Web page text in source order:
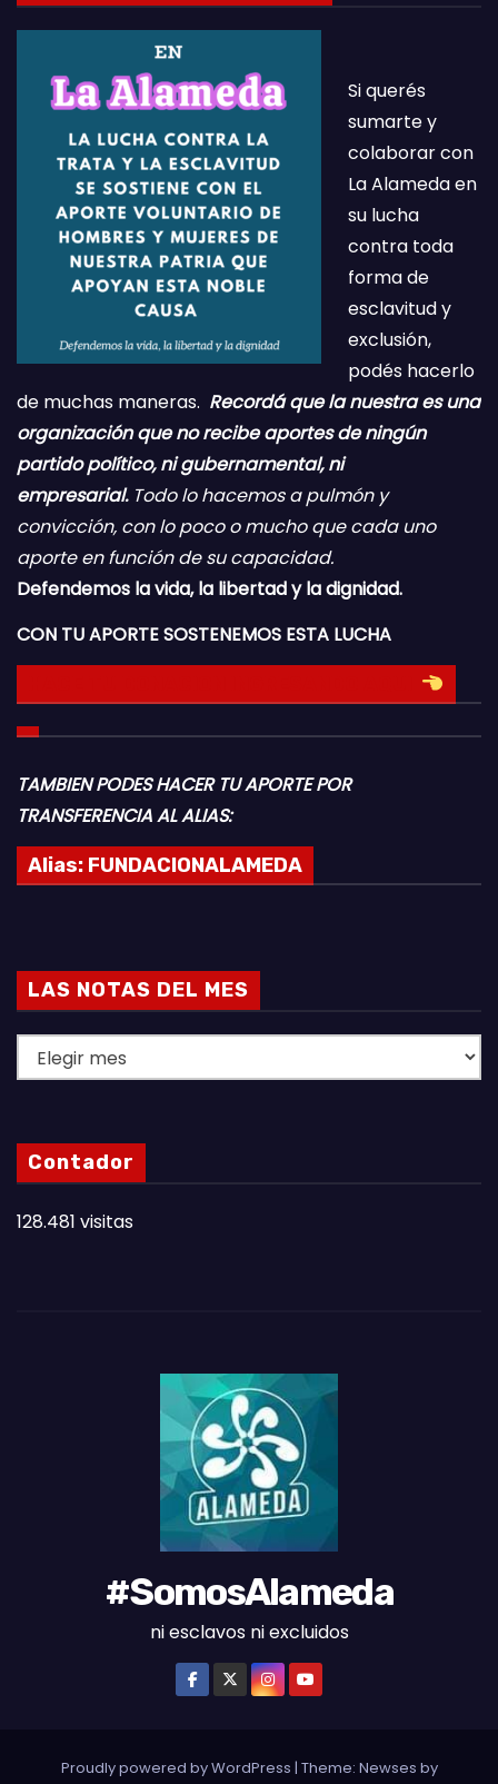
Si querés
sumarte y
colaborar con
La Alameda en
su lucha
contra toda
forma de
esclavitud y
exclusión,
podés hacerlo
de muchas maneras. Recordá que la nuestra es una
organización que no recibe aportes de ningún
partido político, ni gubernamental, ni
empresarial.Todo lo hacemos a pulmón y
convicción, con lo poco o mucho que cada uno
aporte en función de su capacidad.
Defendemos la vida, la libertad y la dignidad.
CON TU APORTE SOSTENEMOS ESTA LUCHA
TAMBIEN PODES HACER TU APORTE POR
TRANSFERENCIA AL ALIAS:
Alias: FUNDACIONALAMEDA
LAS NOTAS DEL MES
A
N
O
A
Contador
128.481 visitas
#SomosAlameda
ni esclavos ni excluidos
Proudly powered by WordPress | Theme: Newses by